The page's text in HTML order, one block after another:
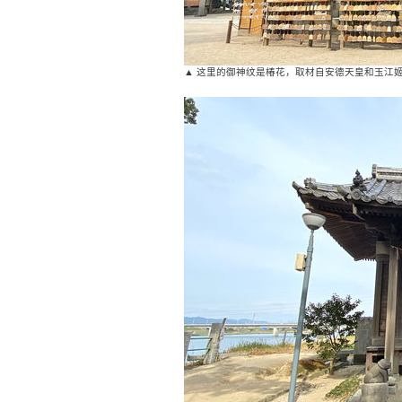
▲ 这里的御神纹是椿花，取材自安德天皇和玉江